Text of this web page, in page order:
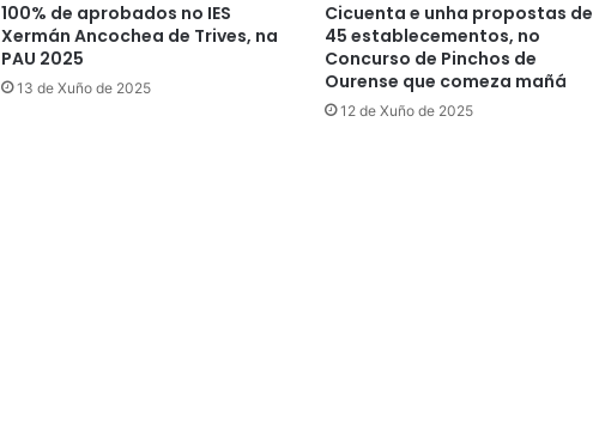
100% de aprobados no IES
Xermán Ancochea de Trives, na
PAU 2025
13 de Xuño de 2025
Cicuenta e unha propostas de
45 establecementos, no
Concurso de Pinchos de
Ourense que comeza mañá
12 de Xuño de 2025